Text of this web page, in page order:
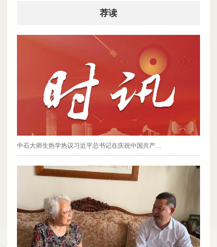
荐读
中石大师生热学热议习近平总书记在庆祝中国共产...